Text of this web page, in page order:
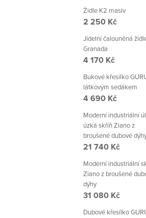
Židle K2 masiv
2 250 Kč
Jídelní čalouněná
Granada
4 170 Kč
Bukové křesílko
látkovým sedákem
4 690 Kč
Moderní industriální
úzká skříň Ziano z
broušené dubové
21 740 Kč
Moderní industriální
Ziano z broušené
dýhy
31 080 Kč
Dubové křesílko
Doprava zdarma
Modern Loft z dubového
cm
36 799 Kč
DO KOŠÍKU